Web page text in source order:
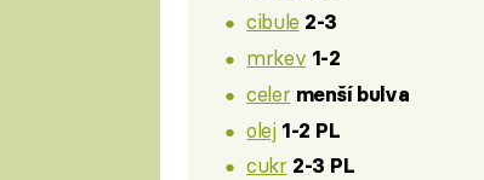
cibule 2-3
mrkev 1-2
celer menší bulva
olej 1-2 PL
cukr 2-3 PL